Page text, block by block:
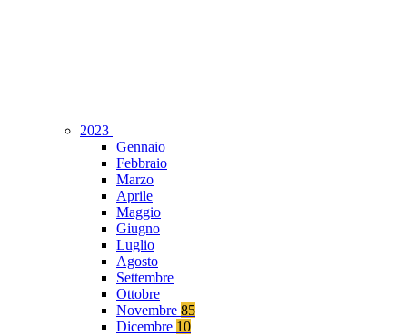
2023
Gennaio
Febbraio
Marzo
Aprile
Maggio
Giugno
Luglio
Agosto
Settembre
Ottobre
Novembre 85
Dicembre 10